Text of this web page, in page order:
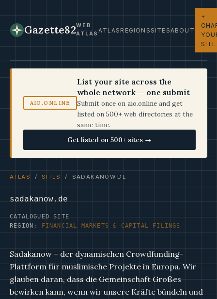
Gazette82WEB
ATLASATLASREGIONSSITESABOUT
+
SITE
AIO.ONLINE
List your site across the
whole network — one submit
Submit once on aio.online and get
listed on 500+ web directories at the
same time.
Get listed on 500+ sites →
ATLAS / SITES / SADAKANOW.DE
sadakanow.de
CATALOGUED SITE
REGION:
FINANCIAL MARKETS & CAPITAL FILINGS
Sadakanow – der dynamischen Crowdfunding-
Plattform für muslimische Projekte in Europa. Wir
glauben daran, dass die Gemeinschaft Großes
bewirken kann, wenn wir unsere Kräfte bündeln und